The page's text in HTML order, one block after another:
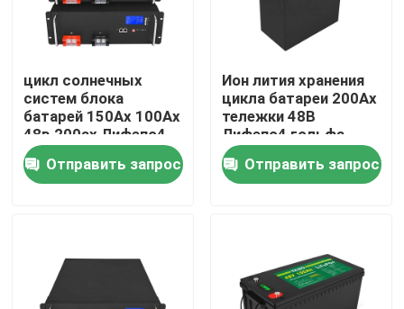
Экскурсия по заводу
Контроль качества
Свяжитесь с нами
Запросите цитату
цикл солнечных
систем блока
батарей 150Ах 100Ах
48в 200ах Лифепо4
глубокий
перезаряжаемые
Отправить запрос
Ион лития хранения
цикла батареи 200Ах
тележки 48В
Лифепо4 гольфа
умный БМС глубокий
Отправить запрос